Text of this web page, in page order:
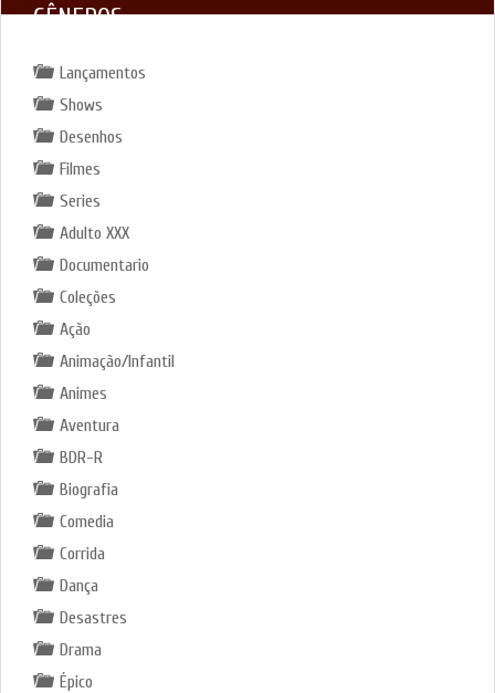
GÊNEROS
Lançamentos
Shows
Desenhos
Filmes
Series
Adulto XXX
Documentario
Coleções
Ação
Animação/Infantil
Animes
Aventura
BDR-R
Biografia
Comedia
Corrida
Dança
Desastres
Drama
Épico